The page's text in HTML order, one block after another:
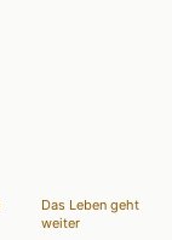
Das Leben geht
weiter